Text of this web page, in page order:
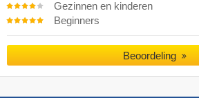
Gezinnen en kinderen
Beginners
Beoordeling